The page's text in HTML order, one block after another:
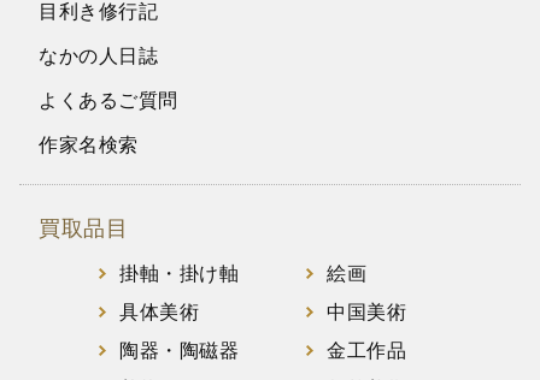
目利き修行記
なかの人日誌
よくあるご質問
作家名検索
買取品目
掛軸・掛け軸
絵画
具体美術
中国美術
陶器・陶磁器
金工作品